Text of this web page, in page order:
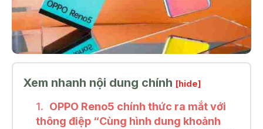
Xem nhanh nội dung chính [hide]
OPPO Reno5 chính thức ra mắt với
thông điệp “Cùng hình dung khoảnh